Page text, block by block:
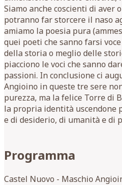
Siamo anche coscienti di aver
potranno far storcere il naso
amiamo la poesia pura
quei poeti che sanno farsi
della storia o meglio delle
piacciono le voci che sanno
passioni. In conclusione ci
Angioino in queste tre sere
purezza, ma la felice Torre di
la propria identità uscendone
e di desiderio, di umanità e di
Programma
Castel Nuovo - Maschio